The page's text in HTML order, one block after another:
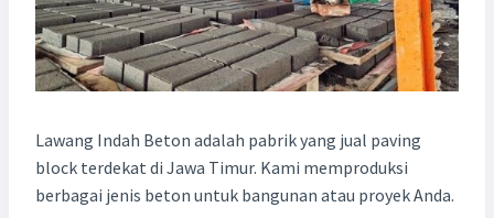
Lawang Indah Beton adalah pabrik yang jual paving
block terdekat di Jawa Timur. Kami memproduksi
berbagai jenis beton untuk bangunan atau proyek Anda.